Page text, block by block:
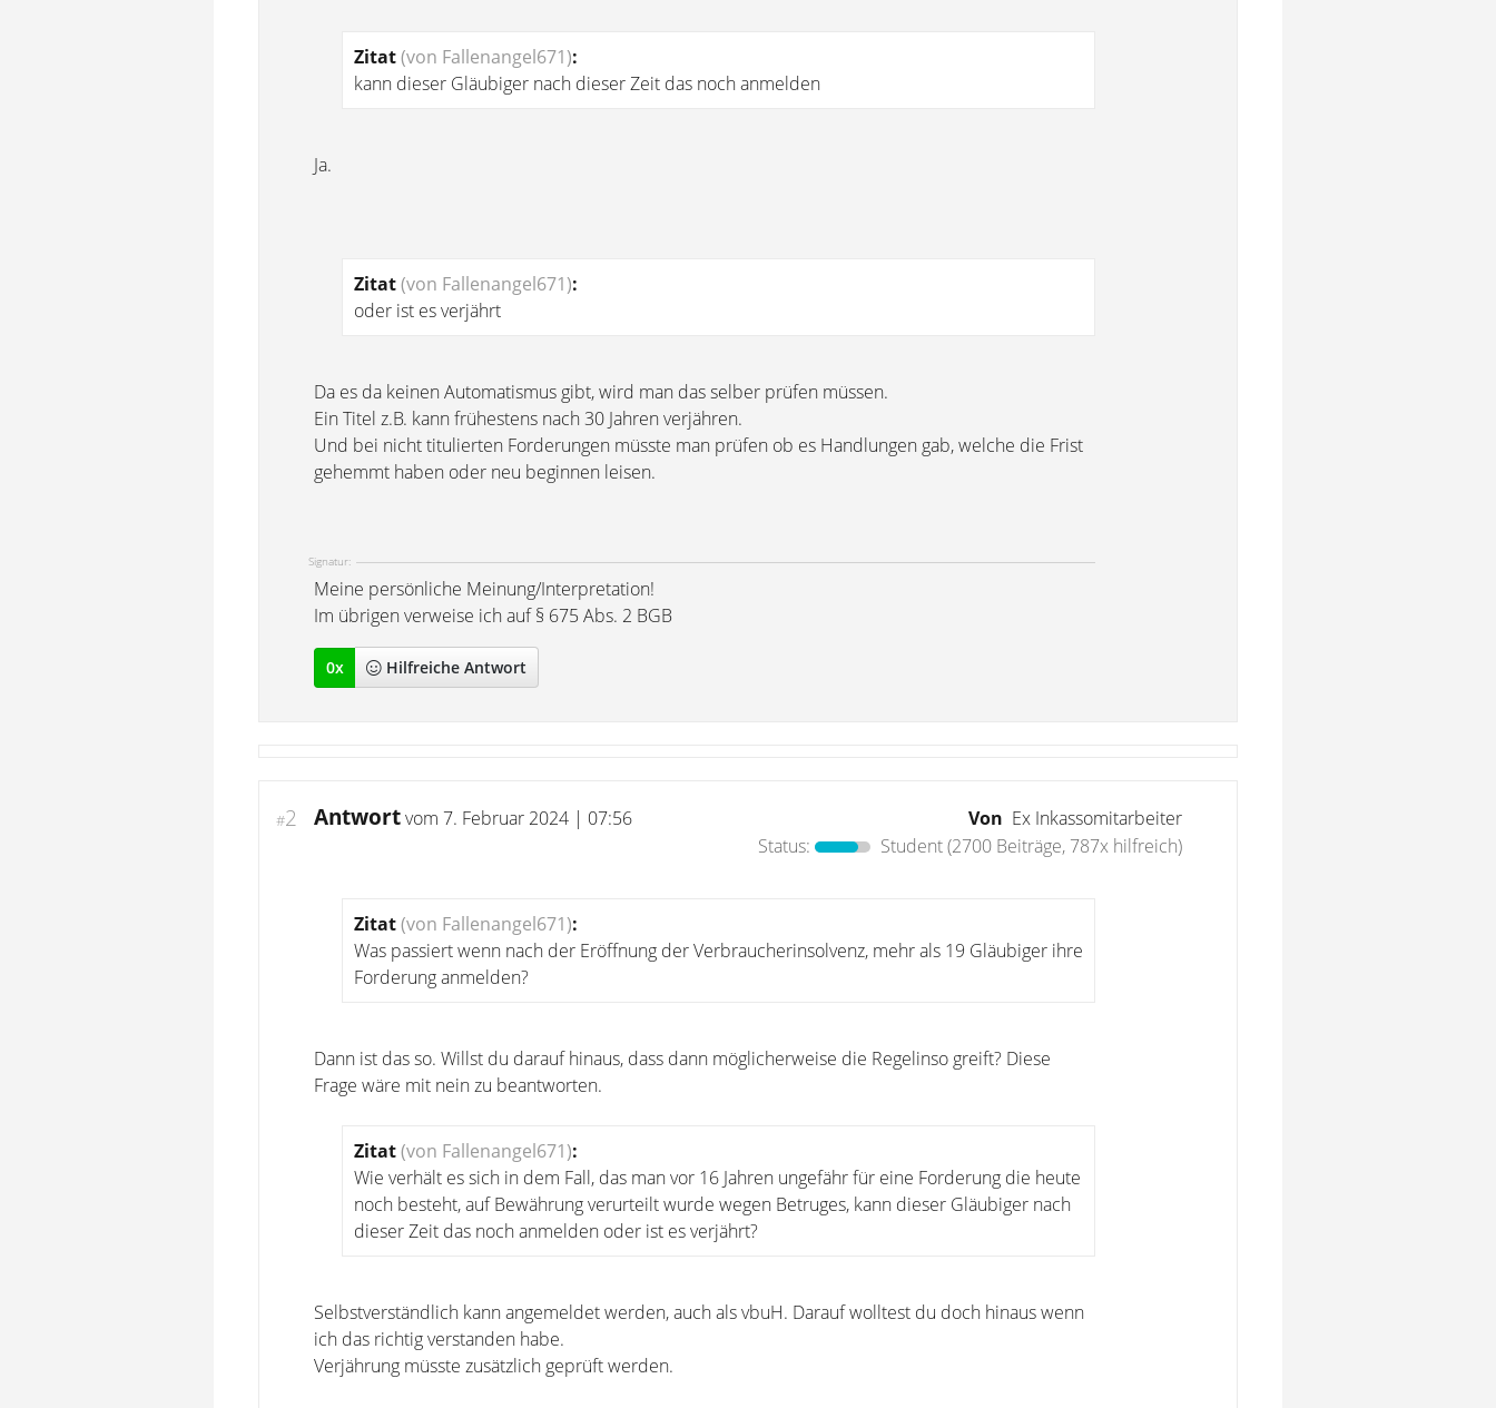
Zitat(von Fallenangel671):
kann dieser Gläubiger nach dieser Zeit das noch anmelden
Ja.
Zitat(von Fallenangel671):
oder ist es verjährt
Da es da keinen Automatismus gibt, wird man das selber prüfen müssen.
Ein Titel z.B. kann frühestens nach 30 Jahren verjähren.
Und bei nicht titulierten Forderungen müsste man prüfen ob es Handlungen gab, welche die Frist
gehemmt haben oder neu beginnen leisen.
Signatur:
Meine persönliche Meinung/Interpretation!
Im übrigen verweise ich auf § 675 Abs. 2 BGB
0x Hilfreiche Antwort
#2 Antwortvom 7. Februar 2024 | 07:56 Von Ex Inkassomitarbeiter
Status:
Student(2700 Beiträge, 787x hilfreich)
Zitat(von Fallenangel671):
Was passiert wenn nach der Eröffnung der Verbraucherinsolvenz, mehr als 19 Gläubiger ihre
Forderung anmelden?
Dann ist das so. Willst du darauf hinaus, dass dann möglicherweise die Regelinso greift? Diese
Frage wäre mit nein zu beantworten.
Zitat(von Fallenangel671):
Wie verhält es sich in dem Fall, das man vor 16 Jahren ungefähr für eine Forderung die heute
noch besteht, auf Bewährung verurteilt wurde wegen Betruges, kann dieser Gläubiger nach
dieser Zeit das noch anmelden oder ist es verjährt?
Selbstverständlich kann angemeldet werden, auch als vbuH. Darauf wolltest du doch hinaus wenn
ich das richtig verstanden habe.
Verjährung müsste zusätzlich geprüft werden.